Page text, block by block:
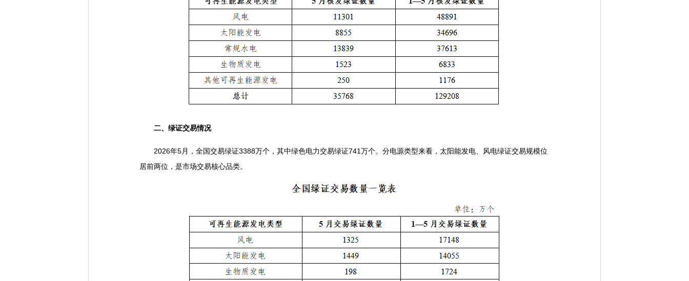
二、绿证交易情况
2026年5月，全国交易绿证3388万个，其中绿色电力交易绿证741万个。分电源类型来看，太阳能发电、风电绿证交易规模位
居前两位，是市场交易核心品类。